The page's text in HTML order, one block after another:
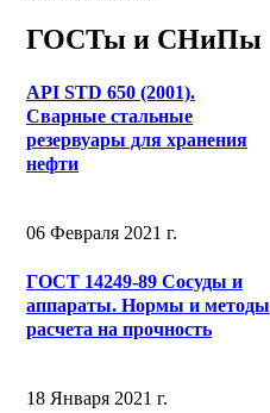
ГОСТы и СНиПы
API STD 650 (2001).
Сварные стальные
резервуары для хранения
нефти
06 Февраля 2021 г.
ГОСТ 14249-89 Сосуды и
аппараты. Нормы и методы
расчета на прочность
18 Января 2021 г.